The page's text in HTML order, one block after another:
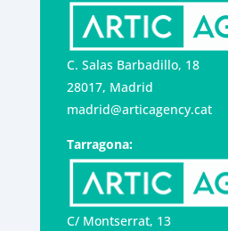
C. Salas Barbadillo, 18
28017, Madrid
madrid@articagency.cat
Tarragona:
C/ Montserrat, 13